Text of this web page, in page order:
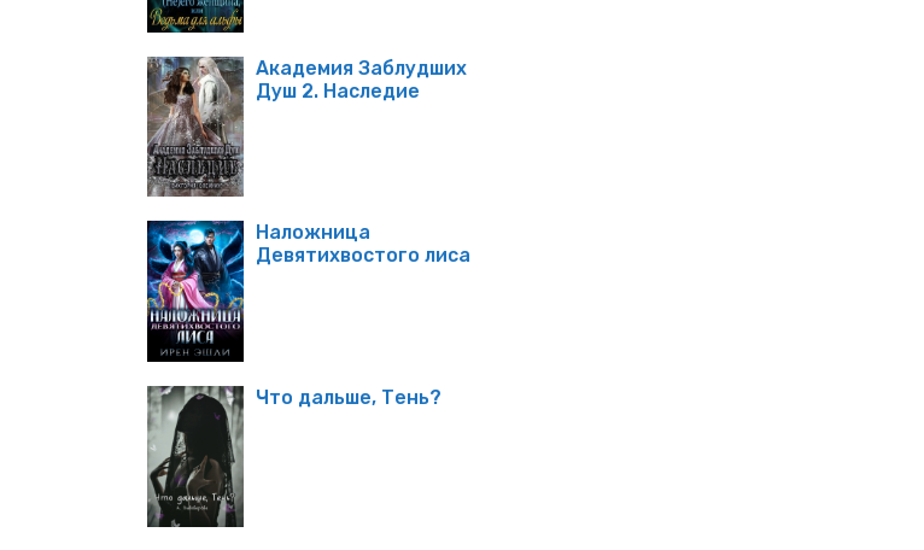
Академия Заблудших
Душ 2. Наследие
Наложница
Девятихвостого лиса
Что дальше, Тень?